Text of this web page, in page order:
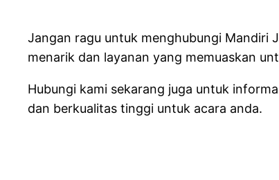
Jangan ragu untuk menghubungi Mandiri
menarik dan layanan yang memuaskan
Hubungi kami sekarang juga untuk
dan berkualitas tinggi untuk acara anda.